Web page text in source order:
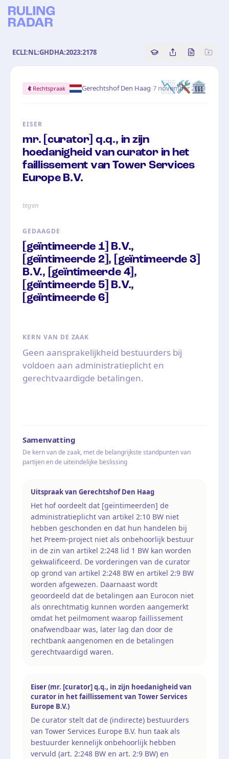
ECLI:NL:GHDHA:2023:2178 Copy source
Share this
Bekijk
📉🛠️🏛️
Rechtspraak Gerechtshof Den Haag·7 november 2023
EISER
mr. [curator] q.q., in zijn
hoedanigheid van curator in het
faillissement van Tower Services
Europe B.V.
tegen
GEDAAGDE
[geïntimeerde 1] B.V.,
[geïntimeerde 2], [geïntimeerde 3]
B.V., [geïntimeerde 4],
[geïntimeerde 5] B.V.,
[geïntimeerde 6]
KERN VAN DE ZAAK
Geen aansprakelijkheid bestuurders bij
voldoen aan administratieplicht en
gerechtvaardigde betalingen.
Samenvatting
De kern van de zaak, met de belangrijkste standpunten van
partijen en de uiteindelijke beslissing
Uitspraak van Gerechtshof Den Haag
Het hof oordeelt dat [geïntimeerden] de
administratieplicht van artikel 2:10 BW niet
hebben geschonden en dat hun handelen bij
het Preem-project niet als onbehoorlijk bestuur
in de zin van artikel 2:248 lid 1 BW kan worden
gekwalificeerd. De vorderingen van de curator
op grond van artikel 2:248 BW en artikel 2:9 BW
worden afgewezen. Daarnaast wordt
geoordeeld dat de betalingen aan Eurocon niet
als onrechtmatig kunnen worden aangemerkt
omdat het peilmoment waarop faillissement
onafwendbaar was, later lag dan door de
rechtbank aangenomen en de betalingen
gerechtvaardigd waren.
Eiser (mr. [curator] q.q., in zijn hoedanigheid van
curator in het faillissement van Tower Services
Europe B.V.)
De curator stelt dat de (indirecte) bestuurders
van Tower Services Europe B.V. hun taak als
bestuurder kennelijk onbehoorlijk hebben
vervuld (art. 2:248 BW en art. 2:9 BW) en